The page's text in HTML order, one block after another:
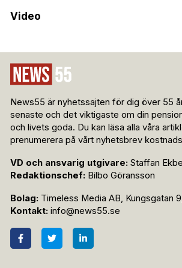
Video
News55 är nyhetssajten för dig över 55
senaste och det viktigaste om din
och livets goda. Du kan läsa alla våra
prenumerera på vårt nyhetsbrev
VD och ansvarig utgivare: Staffan
Redaktionschef: Bilbo Göransson
Bolag: Timeless Media AB, Kungsgatan
Kontakt: info@news55.se